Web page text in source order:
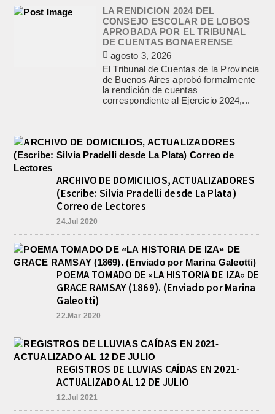
LA RENDICION 2024 DEL
CONSEJO ESCOLAR DE LOBOS
APROBADA POR EL TRIBUNAL
DE CUENTAS BONAERENSE
agosto 3, 2026
El Tribunal de Cuentas de la Provincia
de Buenos Aires aprobó formalmente
la rendición de cuentas
correspondiente al Ejercicio 2024,...
ARCHIVO DE DOMICILIOS, ACTUALIZADORES
(Escribe: Silvia Pradelli desde La Plata)
Correo de Lectores
24.Jul 2020
POEMA TOMADO DE «LA HISTORIA DE IZA» DE
GRACE RAMSAY (1869). (Enviado por Marina
Galeotti)
22.Mar 2020
REGISTROS DE LLUVIAS CAÍDAS EN 2021-
ACTUALIZADO AL 12 DE JULIO
12.Jul 2021